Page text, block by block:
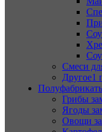
Смеси
Другое1
Грибы
Ягоды
Овощи